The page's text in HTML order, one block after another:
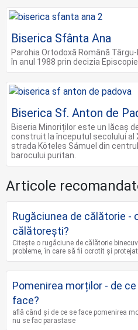
Biserica Sfânta Ana
Parohia Ortodoxă Română
în anul 1988 prin decizia
Biserica Sf. Anton de
Biseria Minoriților este un lăcaș
construit la începutul secolului al
strada Köteles Sámuel din
barocului puritan.
Articole
Rugăciunea de călătorie -
călătorești?
Citește o rugăciune de călătorie
probleme, în care să fii ocrotit și protejat
Pomenirea morților - de
face?
află când și de ce se face pomenirea
nu se fac parastase